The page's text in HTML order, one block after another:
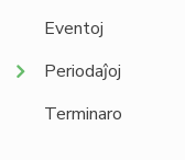
Eventoj
Periodaĵoj
Terminaro